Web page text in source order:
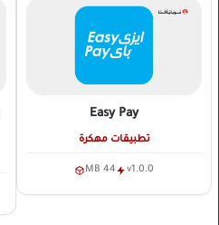
Easy Pay
تطبيقات مهكرة
v1.0.0
44 MB